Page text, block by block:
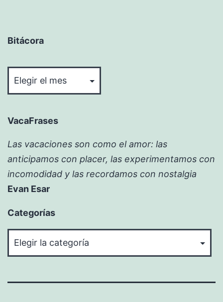
Bitácora
VacaFrases
Las vacaciones son como el amor: las
anticipamos con placer, las experimentamos con
incomodidad y las recordamos con nostalgia
Evan Esar
Categorías